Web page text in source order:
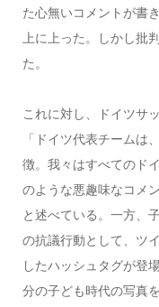
た心無いコメントが書
上に上った。しかし批
た。
これに対し、ドイツサ
「ドイツ代表チームは
徴。我々はすべてのド
のような悪趣味なコメ
と述べている。一方、
の抗議行動として、ツ
したハッシュタグが登
分の子ども時代の写真